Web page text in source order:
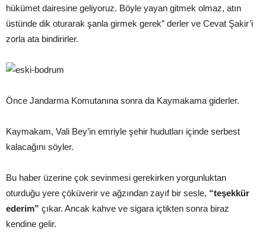
hükümet dairesine geliyoruz. Böyle yayan gitmek olmaz, atın
üstünde dik oturarak şanla girmek gerek” derler ve Cevat Şakir’i
zorla ata bindirirler.
Önce Jandarma Komutanına sonra da Kaymakama giderler.
Kaymakam, Vali Bey’in emriyle şehir hudutları içinde serbest
kalacağını söyler.
Bu haber üzerine çok sevinmesi gerekirken yorgunluktan
oturduğu yere çöküverir ve ağzından zayıf bir sesle, “teşekkür
ederim” çıkar. Ancak kahve ve sigara içtikten sonra biraz
kendine gelir.